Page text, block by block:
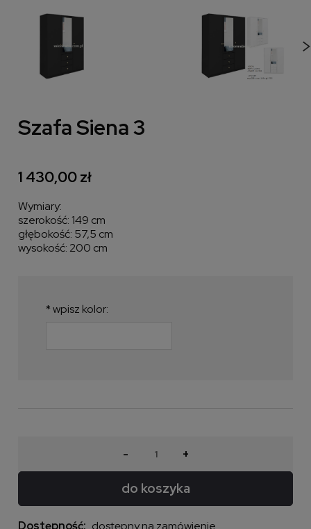
Szafa Siena 3
1 430,00 zł
Wymiary:
szerokość: 149 cm
głębokość: 57,5 cm
wysokość: 200 cm
*wpisz kolor:
- +
do koszyka
Dostępność: dostępny na zamówienie